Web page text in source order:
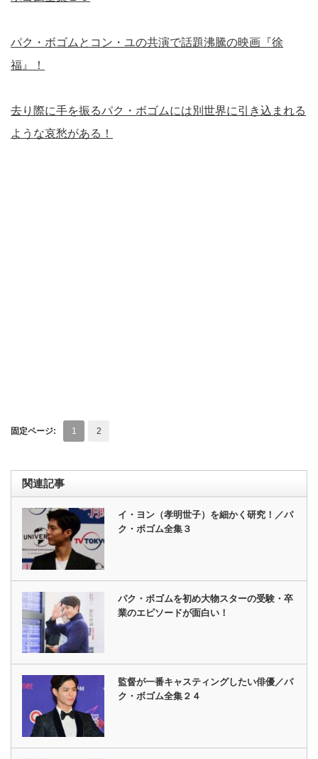
パク・ボゴムとコン・ユの共演で話題沸騰の映画『徐
福』！
去り際に手を振るパク・ボゴムには別世界に引き込まれる
ような哀愁がある！
固定ページ: 1 2
関連記事
イ・ヨン（孝明世子）を細かく研究！／パ
ク・ボゴム全集３
パク・ボゴムを初め大物スターの受験・卒
業のエピソードが面白い！
監督が一番キャスティングしたい俳優／パ
ク・ボゴム全集２４